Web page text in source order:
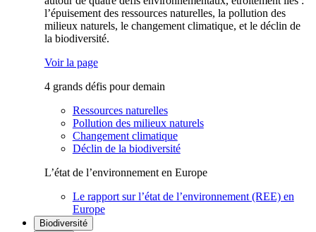
l’épuisement des ressources naturelles, la pollution des
milieux naturels, le changement climatique, et le déclin de
la biodiversité.
Voir la page
4 grands défis pour demain
Ressources naturelles
Pollution des milieux naturels
Changement climatique
Déclin de la biodiversité
L’état de l’environnement en Europe
Le rapport sur l’état de l’environnement (REE) en
Europe
Biodiversité